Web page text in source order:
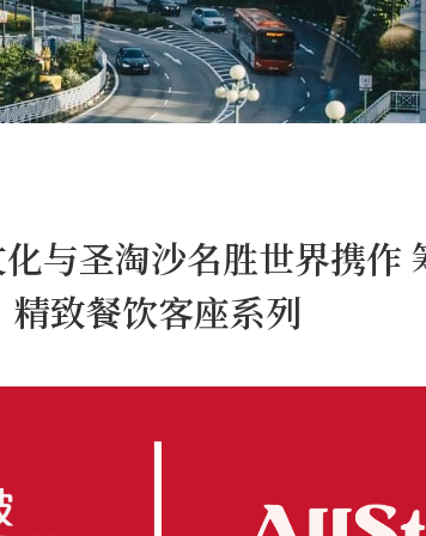
与圣淘沙名胜世界携作
精致餐饮客座系列